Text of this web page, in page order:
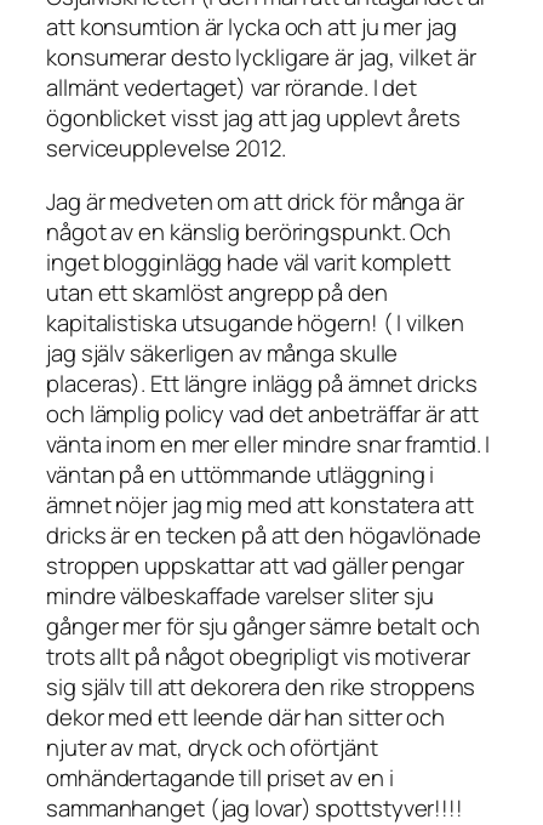
att konsumtion är lycka och att ju mer jag
konsumerar desto lyckligare är jag, vilket är
allmänt vedertaget) var rörande. I det
ögonblicket visst jag att jag upplevt årets
serviceupplevelse 2012.
Jag är medveten om att drick för många är
något av en känslig beröringspunkt. Och
inget blogginlägg hade väl varit komplett
utan ett skamlöst angrepp på den
kapitalistiska utsugande högern! ( I vilken
jag själv säkerligen av många skulle
placeras). Ett längre inlägg på ämnet dricks
och lämplig policy vad det anbeträffar är att
vänta inom en mer eller mindre snar framtid. I
väntan på en uttömmande utläggning i
ämnet nöjer jag mig med att konstatera att
dricks är en tecken på att den högavlönade
stroppen uppskattar att vad gäller pengar
mindre välbeskaffade varelser sliter sju
gånger mer för sju gånger sämre betalt och
trots allt på något obegripligt vis motiverar
sig själv till att dekorera den rike stroppens
dekor med ett leende där han sitter och
njuter av mat, dryck och oförtjänt
omhändertagande till priset av en i
sammanhanget (jag lovar) spottstyver!!!!